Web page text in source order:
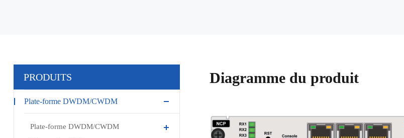
PRODUITS
Plate-forme DWDM/CWDM
Plate-forme DWDM/CWDM
Diagramme du produit